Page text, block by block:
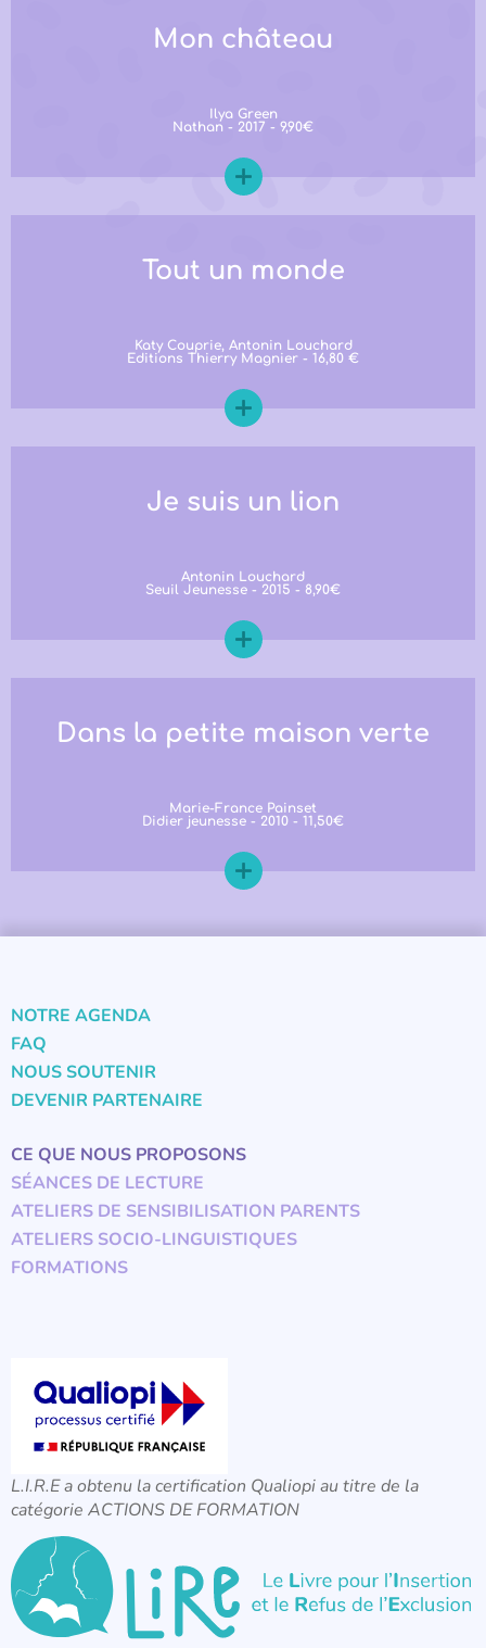
Mon château
Ilya Green
Nathan - 2017 - 9,90€
Tout un monde
Katy Couprie, Antonin Louchard
Editions Thierry Magnier - 16,80 €
Je suis un lion
Antonin Louchard
Seuil Jeunesse - 2015 - 8,90€
Dans la petite maison verte
Marie-France Painset
Didier jeunesse - 2010 - 11,50€
NOTRE AGENDA
FAQ
NOUS SOUTENIR
DEVENIR PARTENAIRE
CE QUE NOUS PROPOSONS
SÉANCES DE LECTURE
ATELIERS DE SENSIBILISATION PARENTS
ATELIERS SOCIO-LINGUISTIQUES
FORMATIONS
L.I.R.E a obtenu la certification Qualiopi au titre de la
catégorie ACTIONS DE FORMATION